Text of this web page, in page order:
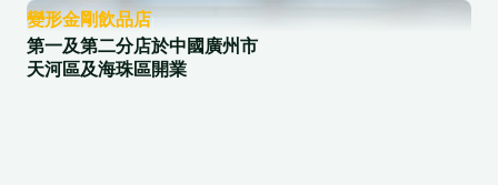
變形金剛飲品店
第一及第二分店於中國廣州市
天河區及海珠區開業